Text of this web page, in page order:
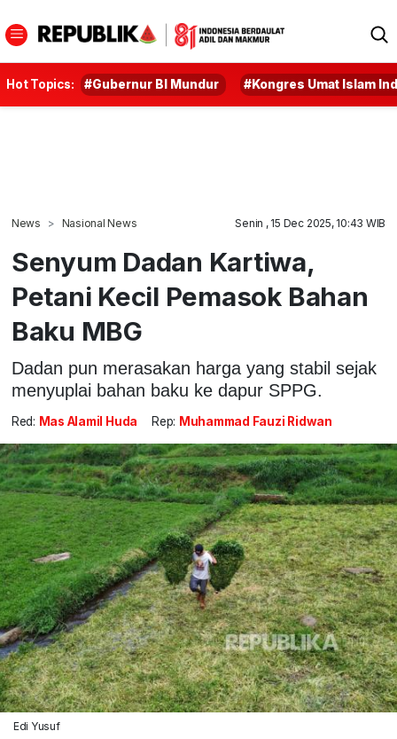
Hot Topics: #Gubernur BI Mundur #Kongres Umat Islam
News Nasional News Senin , 15 Dec 2025, 10:43 WIB
Senyum Dadan Kartiwa,
Petani Kecil Pemasok Bahan
Baku MBG
Dadan pun merasakan harga yang stabil sejak
menyuplai bahan baku ke dapur SPPG.
Red: Mas Alamil Huda Rep: Muhammad Fauzi Ridwan
Edi Yusuf